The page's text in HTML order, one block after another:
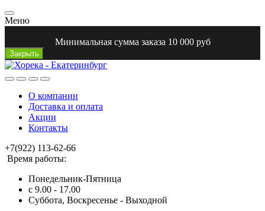
Меню
Минимальная сумма заказа 10 000 руб
Закрыть
О компании
Доставка и оплата
Акции
Контакты
+7(922) 113-62-66
Время работы:
Понедельник-Пятница
с 9.00 - 17.00
Суббота, Воскресенье - Выходной